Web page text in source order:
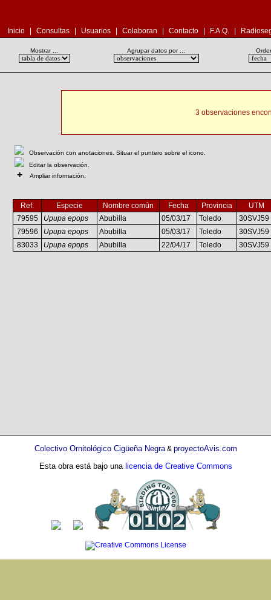
Inicio Consultas Usuarios Colaboran Contacto F.A.Q.
Mostrar ... Agrupar datos por ...
3 observaciones
Observación con anotaciones. Situar el puntero sobre el icono.
Editar la observación.
+ Ampliar información.
Ref. Especie Nombre común Fecha Provincia
UTM
79595
Upupa epops Abubilla 05/03/17 Toledo
30SVJ59
79596
Upupa epops Abubilla 05/03/17 Toledo
30SVJ59
83033
Upupa epops Abubilla 22/04/17 Toledo 30SVJ59
Colectivo Ornitológico Cigüeña Negra& proyectoAvis.com
Esta obra está bajo una licencia de Creative Commons